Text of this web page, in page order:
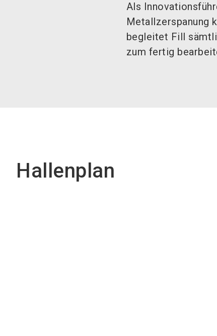
Als
Metallzerspanung
begleitet Fill
zum fertig
Hallenplan